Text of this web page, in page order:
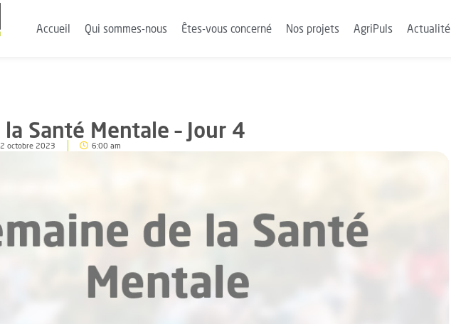
Accueil Qui sommes-nous Êtes-vous concerné Nos projets AgriPuls Actualité
Santé Mentale – Jour 4
octobre 2023 6:00 am